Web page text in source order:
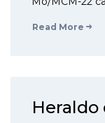
Read More
Heraldo